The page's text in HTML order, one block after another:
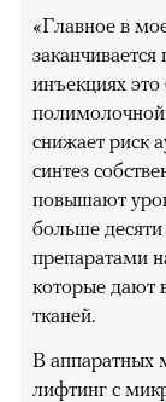
«Главное в
инъекциях
полимолочной
снижает риск
синтез
повышают
больше
препаратами
которые дают
тканей.
В аппаратных
лифтинг с